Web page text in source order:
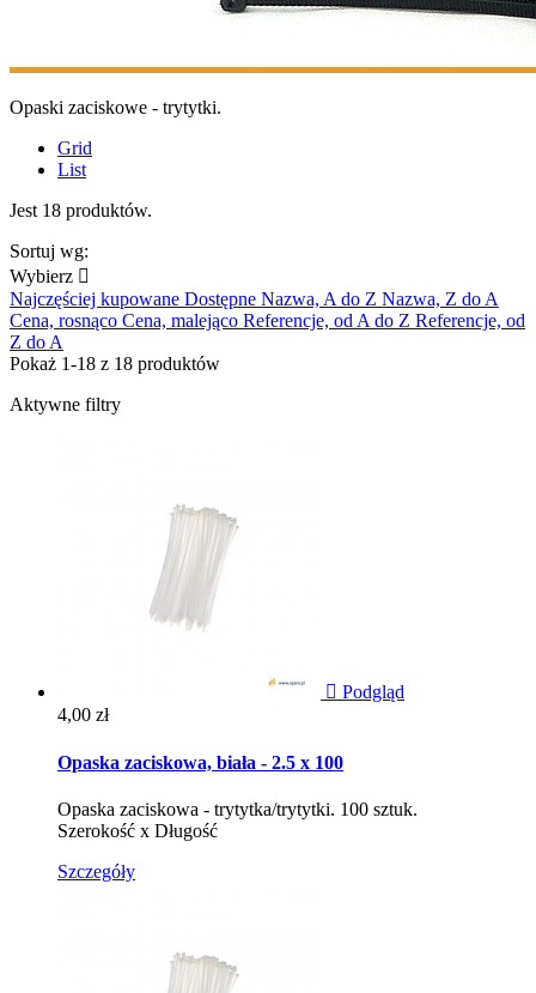
Opaski zaciskowe - trytytki.
Grid
List
Jest 18 produktów.
Sortuj wg:
Wybierz 
Najczęściej kupowane Dostępne Nazwa, A do Z Nazwa, Z do A
Cena, rosnąco Cena, malejąco Referencje, od A do Z Referencje, od
Z do A
Pokaż 1-18 z 18 produktów
Aktywne filtry
 Podgląd
Cena
4,00 zł
Opaska zaciskowa, biała - 2.5 x 100
Opaska zaciskowa - trytytka/trytytki. 100 sztuk.
Szerokość x Długość
Szczegóły